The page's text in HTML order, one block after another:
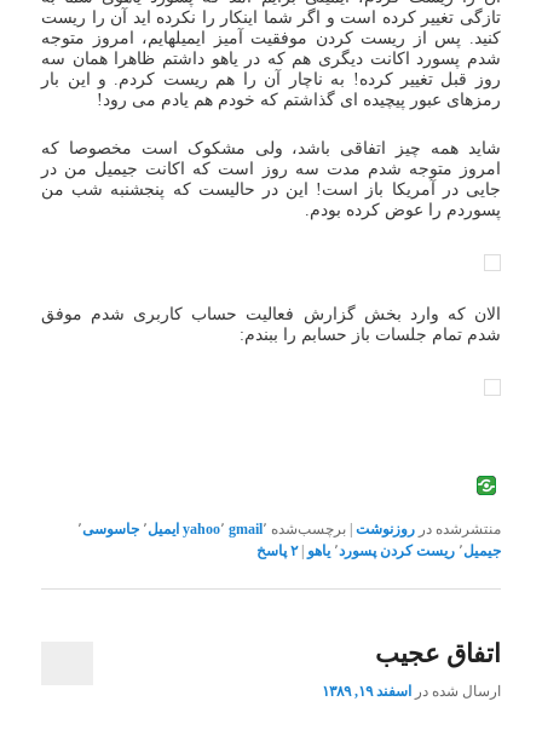
تازگی تغییر کرده است و اگر شما اینکار را نکرده اید آن را ریست
کنید. پس از ریست کردن موفقیت آمیز ایمیلهایم، امروز متوجه
شدم پسورد اکانت دیگری هم که در یاهو داشتم ظاهرا همان سه
روز قبل تغییر کرده! به ناچار آن را هم ریست کردم. و این بار
رمزهای عبور پیچیده ای گذاشتم که خودم هم یادم می رود!
شاید همه چیز اتفاقی باشد، ولی مشکوک است مخصوصا که
امروز متوجه شدم مدت سه روز است که اکانت جیمیل من در
جایی در آمریکا باز است! این در حالیست که پنجشنبه شب من
پسوردم را عوض کرده بودم.
الان که وارد بخش گزارش فعالیت حساب کاربری شدم موفق
شدم تمام جلسات باز حسابم را ببندم:
منتشرشده در روزنوشت |برچسب‌شده gmail٬ yahoo٬ ایمیل٬ جاسوسی٬
جیمیل٬ ریست کردن پسورد٬ یاهو |۲ پاسخ
اتفاق عجیب
ارسال شده در اسفند ۱۹, ۱۳۸۹